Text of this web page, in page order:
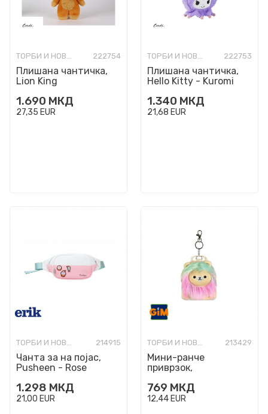
ТОРБИ И НОВЧАНИЦИ МОДНИ 222754
Плишана чантичка,
Lion King
1.690 МКД
27,35 EUR
ТОРБИ И НОВЧАНИЦИ МОДНИ 222753
Плишана чантичка,
Hello Kitty - Kuromi
1.340 МКД
21,68 EUR
ТОРБИ И НОВЧАНИЦИ МОДНИ 214915
Чанта за на појас,
Pusheen - Rose
1.298 МКД
21,00 EUR
ТОРБИ И НОВЧАНИЦИ МОДНИ 213429
Мини-ранче
приврзок,
Leonard
769 МКД
12,44 EUR